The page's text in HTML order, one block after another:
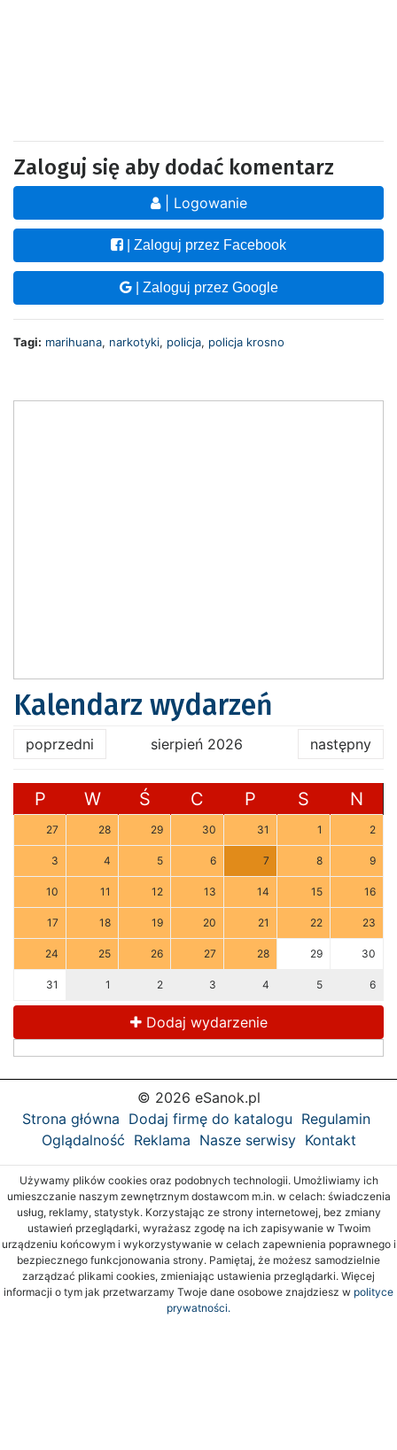
Zaloguj się aby dodać komentarz
| Logowanie
| Zaloguj przez Facebook
| Zaloguj przez Google
Tagi: marihuana, narkotyki, policja, policja krosno
Kalendarz wydarzeń
poprzedni sierpień 2026 następny
P W Ś C P S N
27 28 29 30 31 1 2
3 4 5 6 7 8 9
10 11 12 13 14 15 16
17 18 19 20 21 22 23
24 25 26 27 28 29 30
31 1 2 3 4 5 6
Dodaj wydarzenie
© 2026 eSanok.pl
Strona główna Dodaj firmę do katalogu Regulamin
Oglądalność Reklama Nasze serwisy Kontakt
Używamy plików cookies oraz podobnych technologii. Umożliwiamy ich
umieszczanie naszym zewnętrznym dostawcom m.in. w celach: świadczenia
usług, reklamy, statystyk. Korzystając ze strony internetowej, bez zmiany
ustawień przeglądarki, wyrażasz zgodę na ich zapisywanie w Twoim
urządzeniu końcowym i wykorzystywanie w celach zapewnienia poprawnego i
bezpiecznego funkcjonowania strony. Pamiętaj, że możesz samodzielnie
zarządzać plikami cookies, zmieniając ustawienia przeglądarki. Więcej
informacji o tym jak przetwarzamy Twoje dane osobowe znajdziesz w polityce
prywatności.